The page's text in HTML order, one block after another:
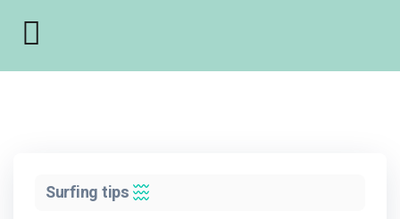
Surfing tips